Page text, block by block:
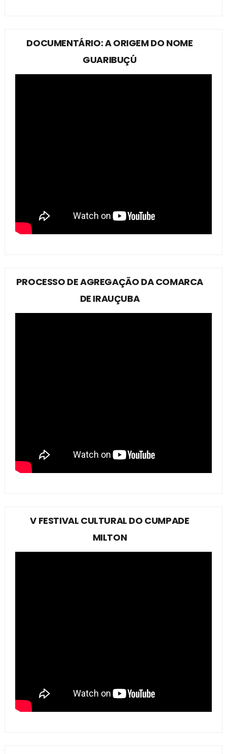
DOCUMENTÁRIO: A ORIGEM DO NOME
GUARIBUÇÚ
PROCESSO DE AGREGAÇÃO DA COMARCA
DE IRAUÇUBA
V FESTIVAL CULTURAL DO CUMPADE
MILTON